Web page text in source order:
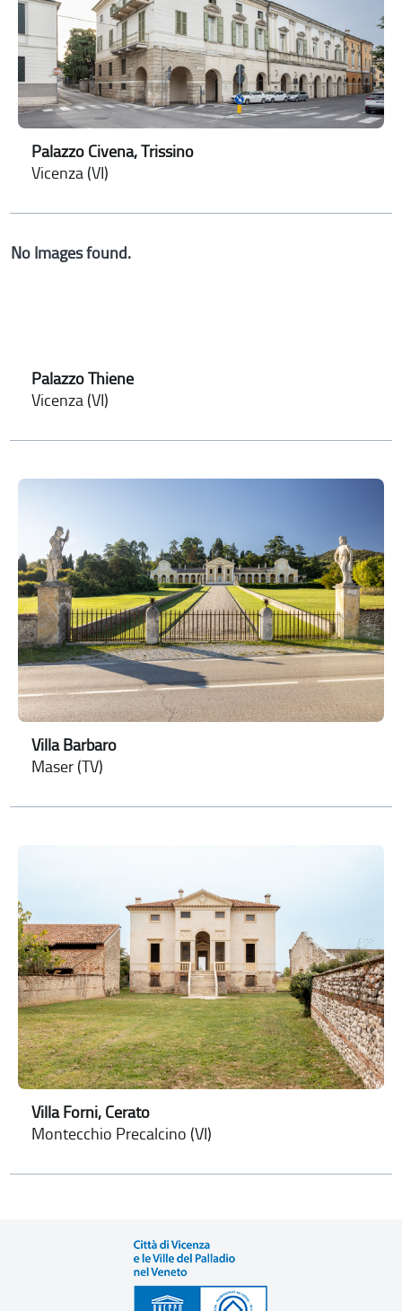
Palazzo Civena, Trissino
Vicenza (VI)
No Images found.
Palazzo Thiene
Vicenza (VI)
Villa Barbaro
Maser (TV)
Villa Forni, Cerato
Montecchio Precalcino (VI)